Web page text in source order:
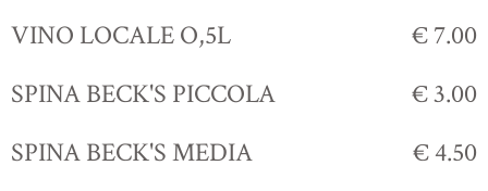
VINO LOCALE O,5L
€ 7.00
SPINA BECK'S PICCOLA
€ 3.00
SPINA BECK'S MEDIA
€ 4.50